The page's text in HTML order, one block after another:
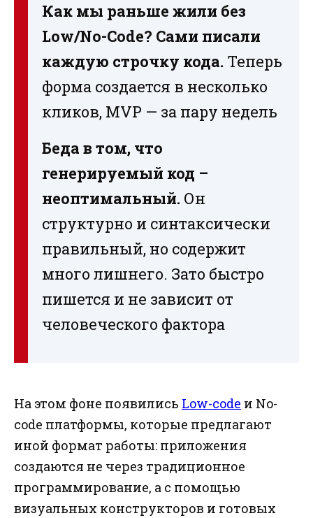
Как мы раньше жили без
Low/No-Code? Сами писали
каждую строчку кода. Теперь
форма создается в несколько
кликов, MVP — за пару недель
Беда в том, что
генерируемый код –
неоптимальный. Он
структурно и синтаксически
правильный, но содержит
много лишнего. Зато быстро
пишется и не зависит от
человеческого фактора
На этом фоне появились Low-code и No-
code платформы, которые предлагают
иной формат работы: приложения
создаются не через традиционное
программирование, а с помощью
визуальных конструкторов и готовых